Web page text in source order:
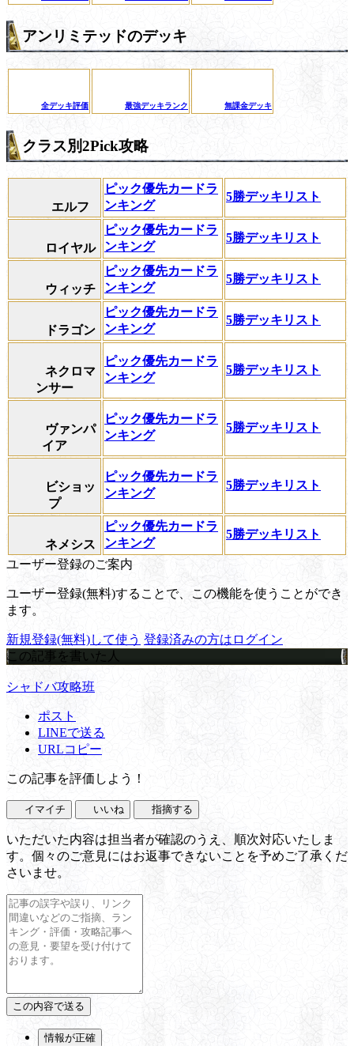
アンリミテッドのデッキ
全デッキ評価 最強デッキランク 無課金デッキ
クラス別2Pick攻略
エルフ
ピック優先カードラ
ンキング
5勝デッキリスト
ロイヤル
ピック優先カードラ
ンキング
5勝デッキリスト
ウィッチ
ピック優先カードラ
ンキング
5勝デッキリスト
ドラゴン
ピック優先カードラ
ンキング
5勝デッキリスト
ネクロマ
ンサー
ピック優先カードラ
ンキング
5勝デッキリスト
ヴァンパ
イア
ピック優先カードラ
ンキング
5勝デッキリスト
ビショッ
プ
ピック優先カードラ
ンキング
5勝デッキリスト
ネメシス
ピック優先カードラ
ンキング
5勝デッキリスト
ユーザー登録のご案内
ユーザー登録(無料)することで、この機能を使うことができ
ます。
新規登録(無料)して使う 登録済みの方はログイン
この記事を書いた人
シャドバ攻略班
ポスト
LINEで送る
URLコピー
この記事を評価しよう！
イマイチ いいね 指摘する
いただいた内容は担当者が確認のうえ、順次対応いたしま
す。個々のご意見にはお返事できないことを予めご了承くだ
さいませ。
情報が正確